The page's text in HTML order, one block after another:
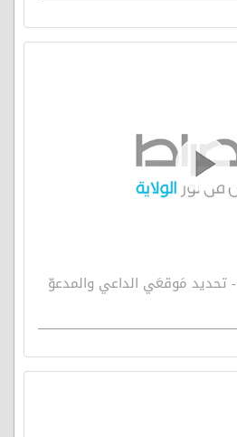
مصباح الهداية 304 - تحديد مَوقعَي الداعي والمدعوّ